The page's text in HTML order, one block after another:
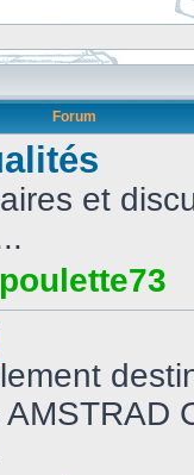
Forum
et
poulette73